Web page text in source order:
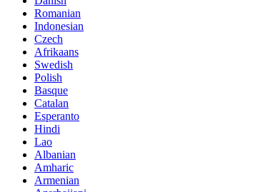
Romanian
Indonesian
Czech
Afrikaans
Swedish
Polish
Basque
Catalan
Esperanto
Hindi
Lao
Albanian
Amharic
Armenian